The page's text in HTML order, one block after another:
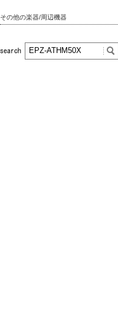
その他の楽器/周辺機器